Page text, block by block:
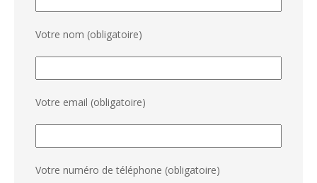
Votre nom (obligatoire)
Votre email (obligatoire)
Votre numéro de téléphone (obligatoire)